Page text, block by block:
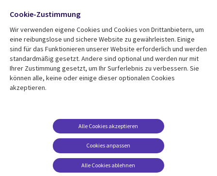
Mediathek
Library
GERMANY
Aktuelles
Rechtliches
Beschwerden/Hinweise
Compliance
Datenschutz
Impressum
Folgen Sie uns
Social
Media
GERMANY
Cookie-Zustimmung
Wir verwenden eigene Cookies und Cookies von Drittanbietern, um
eine reibungslose und sichere Website zu gewährleisten. Einige
sind für das Funktionieren unserer Website erforderlich und werden
standardmäßig gesetzt. Andere sind optional und werden nur mit
Ihrer Zustimmung gesetzt, um Ihr Surferlebnis zu verbessern. Sie
können alle, keine oder einige dieser optionalen Cookies
akzeptieren.
Cookies anpassen
Alle Cookies akzeptieren
Alle Cookies ablehnen